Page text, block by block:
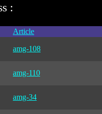
:
Article
amg-108
amg-110
amg-34